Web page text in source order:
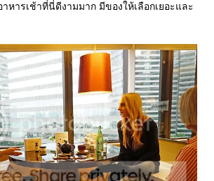
หารเช้าที่นี่ดีงามมาก มีของให้เลือกเยอะและ